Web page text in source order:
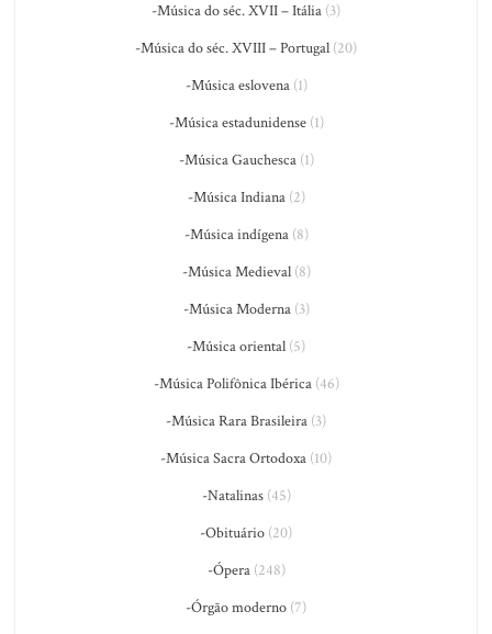
-Música do séc. XVII – Itália (3)
-Música do séc. XVIII – Portugal (20)
-Música eslovena(1)
-Música estadunidense(1)
-Música Gauchesca(1)
-Música Indiana(2)
-Música indígena(8)
-Música Medieval(8)
-Música Moderna(3)
-Música oriental (5)
-Música Polifônica Ibérica(46)
-Música Rara Brasileira (3)
-Música Sacra Ortodoxa (10)
-Natalinas(45)
-Obituário (20)
-Ópera(248)
-Órgão moderno (7)